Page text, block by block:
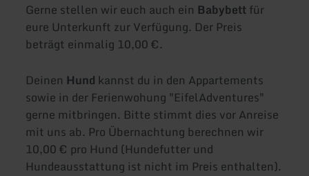
Gerne stellen wir euch auch ein Babybettfür
eure Unterkunft zur Verfügung. Der Preis
beträgt einmalig 10,00 €.
Deinen Hund kannst du in den Appartements
sowie in der Ferienwohung "EifelAdventures"
gerne mitbringen. Bitte stimmt dies vor Anreise
mit uns ab. Pro Übernachtung berechnen wir
10,00 € pro Hund (Hundefutter und
Hundeausstattung ist nicht im Preis enthalten).